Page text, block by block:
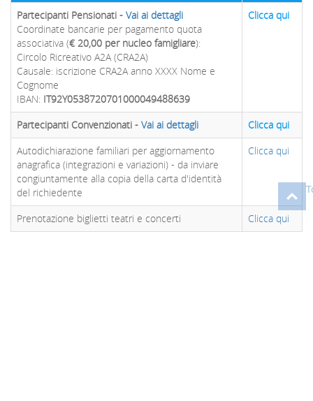
Partecipanti Pensionati - Vai ai dettagli
Coordinate bancarie per pagamento quota
associativa (€ 20,00 per nucleo famigliare):
Circolo Ricreativo A2A (CRA2A)
Causale: iscrizione CRA2A anno XXXX Nome e
Cognome
IBAN: IT92Y0538720701000049488639
Clicca qui
Partecipanti Convenzionati - Vai ai dettagli
Clicca qui
Autodichiarazione familiari per aggiornamento
anagrafica (integrazioni e variazioni) - da inviare
congiuntamente alla copia della carta d'identità
del richiedente
Clicca qui
Prenotazione biglietti teatri e concerti Clicca qui